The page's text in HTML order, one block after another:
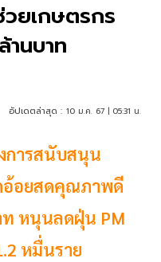
วยเกษตรกร
นบาท
อัปเดตล่าสุด : 10 ม.ค. 67 | 05:31 น.
การสนับสนุน
อ้อยสดคุณภาพดี
ท หนุนลดฝุ่น PM
หมื่นราย